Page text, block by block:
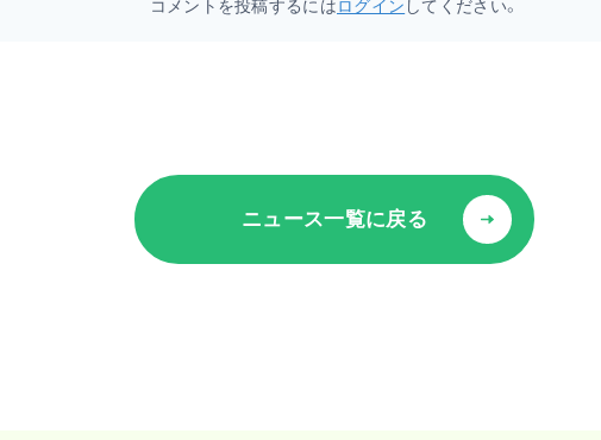
コメントを投稿するにはログイン してください。
ニュース一覧に戻る